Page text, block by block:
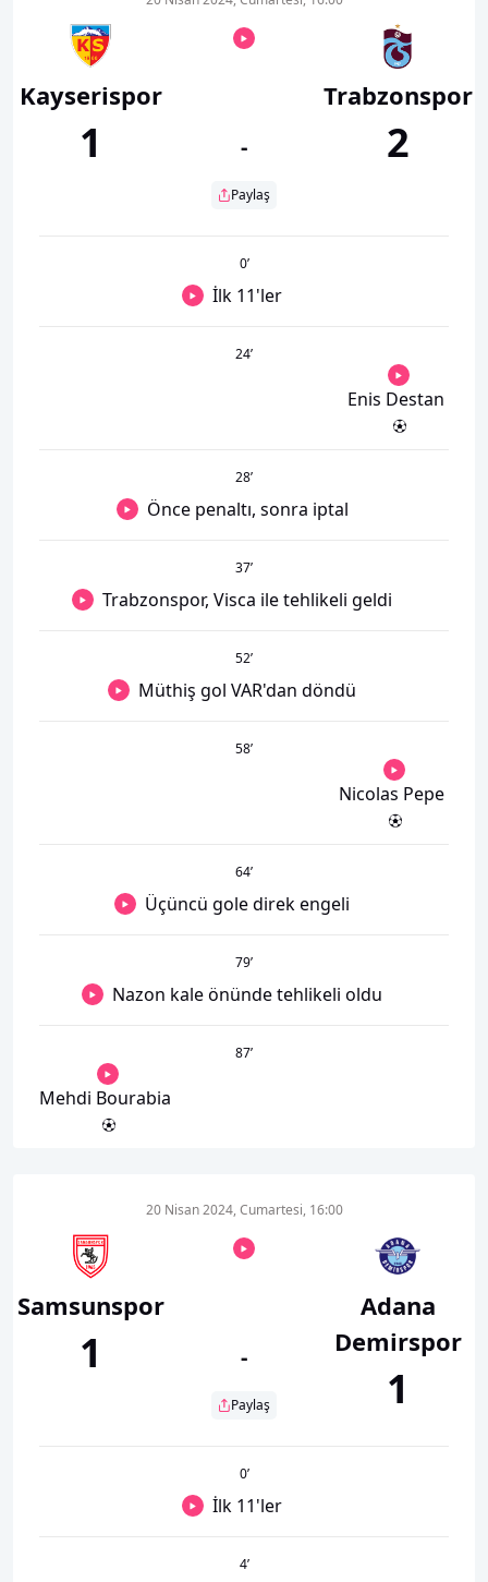
Kayserispor
1 -
Paylaş
Trabzonspor
2
0’
İlk 11'ler
24’
Enis Destan
28’
Önce penaltı, sonra iptal
37’
Trabzonspor, Visca ile tehlikeli geldi
52’
Müthiş gol VAR'dan döndü
58’
Nicolas Pepe
64’
Üçüncü gole direk engeli
79’
Nazon kale önünde tehlikeli oldu
87’
Mehdi Bourabia
Samsunspor
1
20 Nisan 2024, Cumartesi, 16:00
-
Paylaş
Adana
Demirspor
1
0’
İlk 11'ler
4’